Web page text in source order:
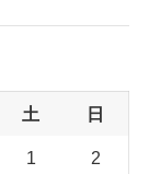
土 日
1 2